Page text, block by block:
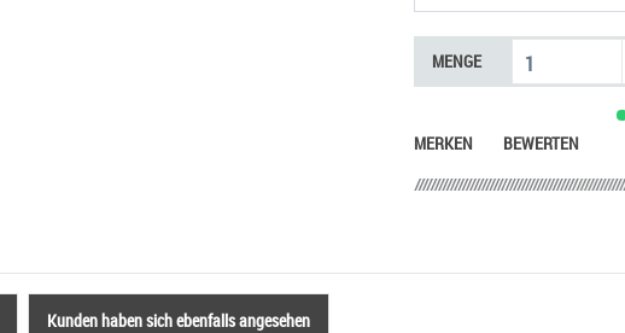
MENGE
MERKEN
BEWERTEN
Kunden haben sich ebenfalls angesehen